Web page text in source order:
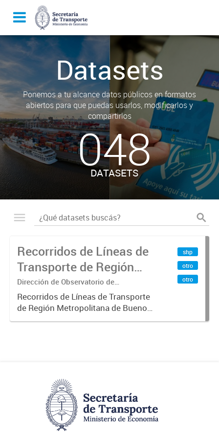
Datasets
Ponemos a tu alcance datos públicos en formatos
abiertos para que puedas usarlos, modificarlos y
compartirlos
048
DATASETS
Recorridos de Líneas de
Transporte de Región
Metropolitana de
Buenos Aires (RMBA)
Dirección de Observatorio de
Transporte, Estudio y Sistemas
Recorridos de Líneas de Transporte
de Región Metropolitana de Buenos
Aires (RMBA).-
shp
otro
otro